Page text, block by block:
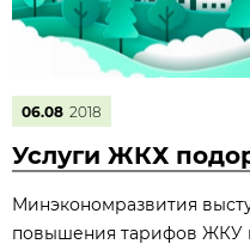
06.08 2018
Услуги ЖКХ
Минэкономразвития
повышения тарифов ЖКУ